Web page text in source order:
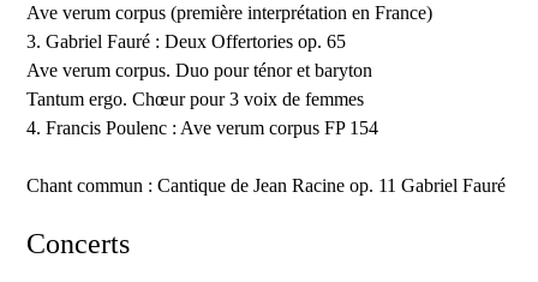
Ave verum corpus (première interprétation en France)
3. Gabriel Fauré : Deux Offertories op. 65
Ave verum corpus. Duo pour ténor et baryton
Tantum ergo. Chœur pour 3 voix de femmes
4. Francis Poulenc : Ave verum corpus FP 154
Chant commun : Cantique de Jean Racine op. 11 Gabriel Fauré
Concerts